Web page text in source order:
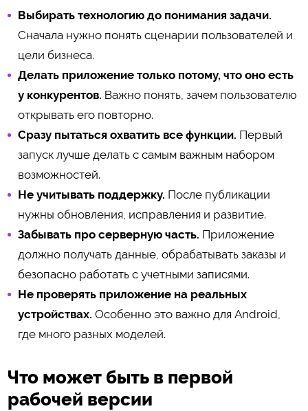
Выбирать технологию до понимания задачи.
Сначала нужно понять сценарии пользователей и
цели бизнеса.
Делать приложение только потому, что оно есть
у конкурентов. Важно понять, зачем пользователю
открывать его повторно.
Сразу пытаться охватить все функции. Первый
запуск лучше делать с самым важным набором
возможностей.
Не учитывать поддержку. После публикации
нужны обновления, исправления и развитие.
Забывать про серверную часть. Приложение
должно получать данные, обрабатывать заказы и
безопасно работать с учетными записями.
Не проверять приложение на реальных
устройствах. Особенно это важно для Android,
где много разных моделей.
Что может быть в первой
рабочей версии